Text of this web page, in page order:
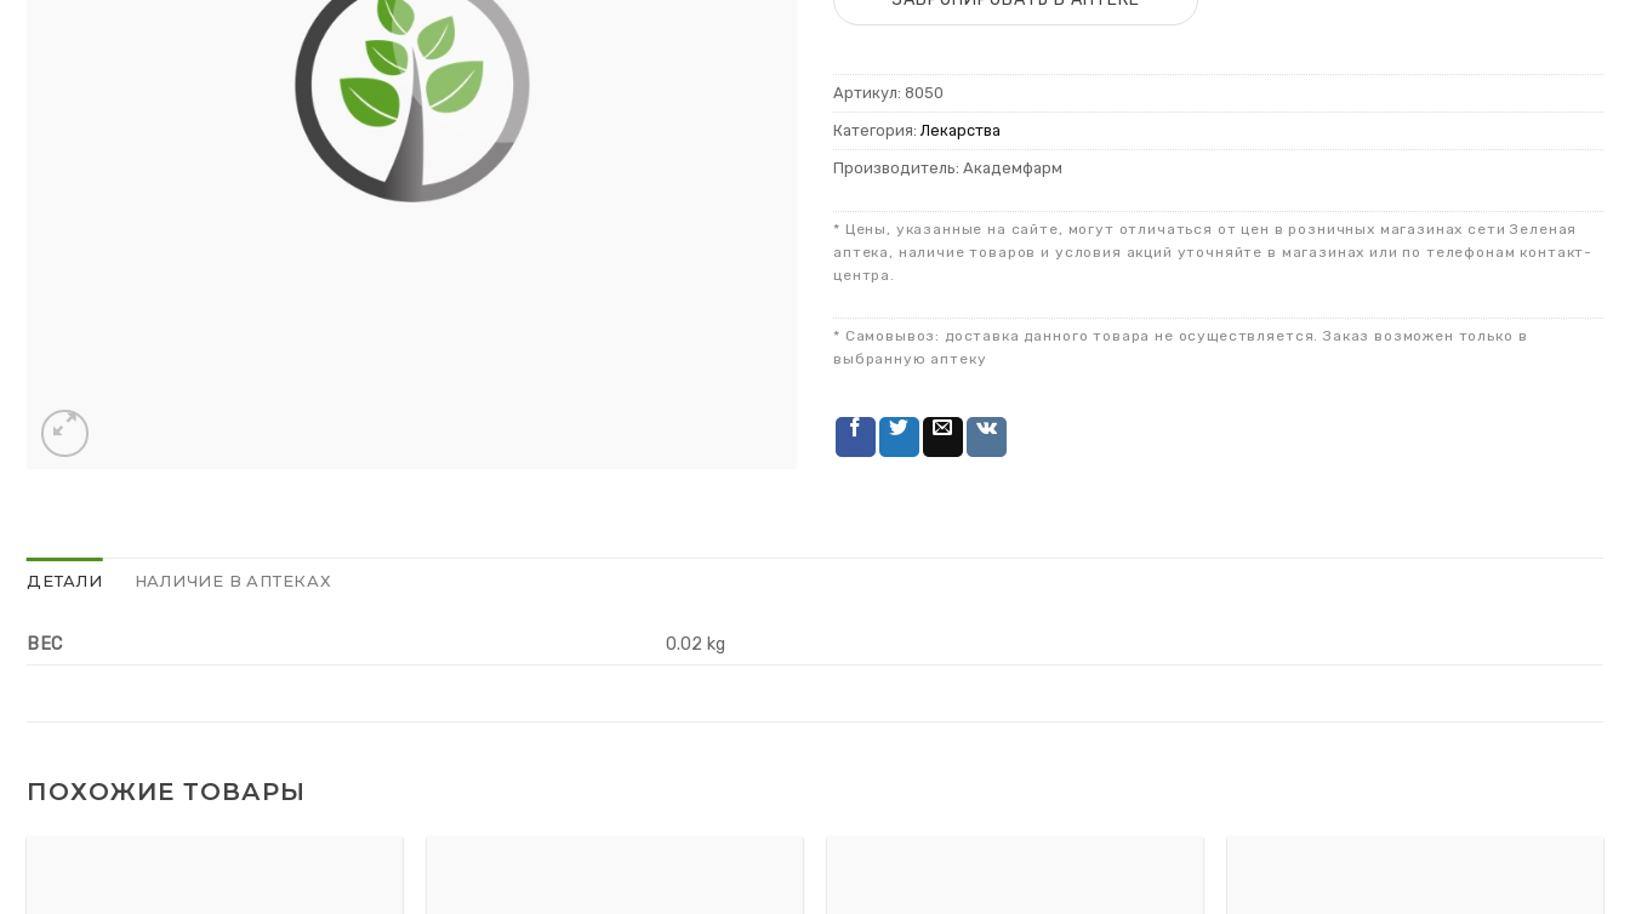
Артикул: 8050
Категория:Лекарства
Производитель: Академфарм
* Цены, указанные на сайте, могут отличаться от цен в розничных магазинах сети Зеленая
аптека, наличие товаров и условия акций уточняйте в магазинах или по телефонам контакт-
центра.
* Самовывоз: доставка данного товара не осуществляется. Заказ возможен только в
выбранную аптеку
ДЕТАЛИ НАЛИЧИЕ В АПТЕКАХ
ВЕС 0.02 kg
ПОХОЖИЕ ТОВАРЫ